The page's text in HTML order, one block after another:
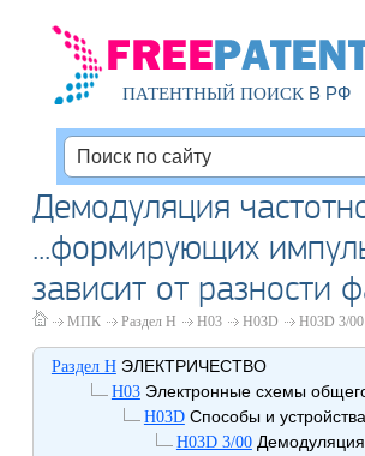
ПАТЕНТНЫЙ ПОИСКВ РФ
Демодуляция
...формирующих
зависит от разности
МПК Раздел H H03 H03D H03D 3/00
Раздел HЭЛЕКТРИЧЕСТВО
H03Электронные схемы
H03DСпособы и
H03D 3/00Демодуляция